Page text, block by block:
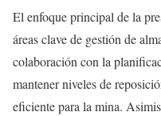
El enfoque principal de la
áreas clave de gestión de
colaboración con la
mantener niveles de
eficiente para la mina.